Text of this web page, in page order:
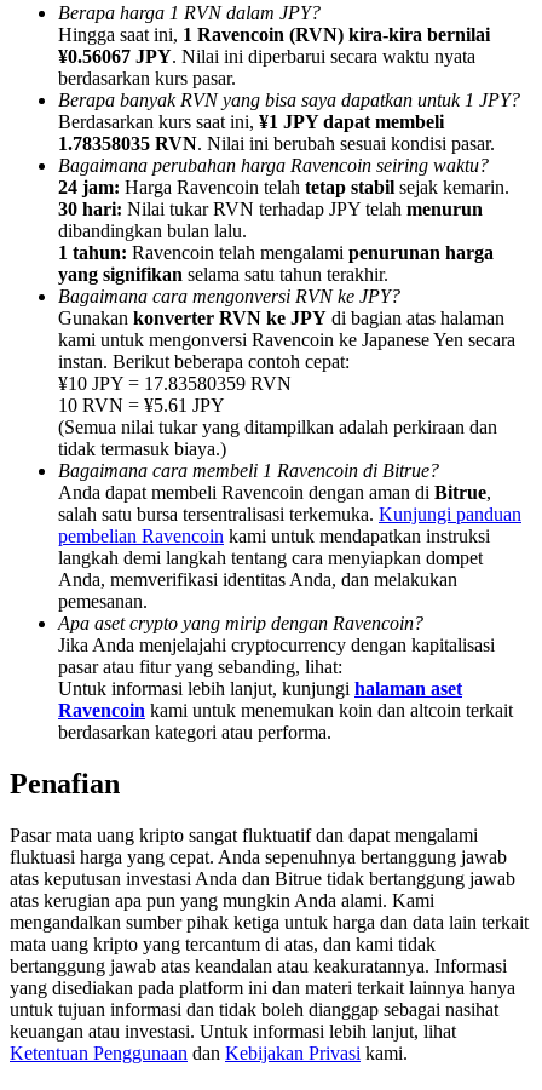
Referensi
Undang teman untuk mendapatkan imbalan tunai
BTC Welcome Rewards
BTC Welcome Rewards
Deposit & Trade BTC to Share 25000 USDT prize pool!
Deposit CASHCAT & Win
Share 500000 CASHCAT prize pool
Exclusive for BitMart Users
Register & Trade to Win 500,000 USDT
Precious Metals Trading Carnival
Trade Gold & Silver · 33,333 USDT Bonus
Berapa harga 1 RVN dalam JPY?
Hingga saat ini, 1 Ravencoin (RVN) kira-kira bernilai
¥0.56067 JPY. Nilai ini diperbarui secara waktu nyata
berdasarkan kurs pasar.
Berapa banyak RVN yang bisa saya dapatkan untuk 1 JPY?
Berdasarkan kurs saat ini, ¥1 JPY dapat membeli
1.78358035 RVN. Nilai ini berubah sesuai kondisi pasar.
Bagaimana perubahan harga Ravencoin seiring waktu?
24 jam: Harga Ravencoin telah tetap stabil sejak kemarin.
30 hari: Nilai tukar RVN terhadap JPY telah menurun
dibandingkan bulan lalu.
1 tahun: Ravencoin telah mengalami penurunan harga
yang signifikan selama satu tahun terakhir.
Bagaimana cara mengonversi RVN ke JPY?
Gunakan konverter RVN ke JPY di bagian atas halaman
kami untuk mengonversi Ravencoin ke Japanese Yen secara
instan. Berikut beberapa contoh cepat:
¥10 JPY = 17.83580359 RVN
10 RVN = ¥5.61 JPY
(Semua nilai tukar yang ditampilkan adalah perkiraan dan
tidak termasuk biaya.)
Bagaimana cara membeli 1 Ravencoin di Bitrue?
Anda dapat membeli Ravencoin dengan aman di Bitrue,
salah satu bursa tersentralisasi terkemuka. Kunjungi panduan
pembelian Ravencoin kami untuk mendapatkan instruksi
langkah demi langkah tentang cara menyiapkan dompet
Anda, memverifikasi identitas Anda, dan melakukan
pemesanan.
Apa aset crypto yang mirip dengan Ravencoin?
Jika Anda menjelajahi cryptocurrency dengan kapitalisasi
pasar atau fitur yang sebanding, lihat:
Untuk informasi lebih lanjut, kunjungi halaman aset
Ravencoin kami untuk menemukan koin dan altcoin terkait
berdasarkan kategori atau performa.
Penafian
Pasar mata uang kripto sangat fluktuatif dan dapat mengalami
fluktuasi harga yang cepat. Anda sepenuhnya bertanggung jawab
atas keputusan investasi Anda dan Bitrue tidak bertanggung jawab
atas kerugian apa pun yang mungkin Anda alami. Kami
mengandalkan sumber pihak ketiga untuk harga dan data lain terkait
mata uang kripto yang tercantum di atas, dan kami tidak
bertanggung jawab atas keandalan atau keakuratannya. Informasi
yang disediakan pada platform ini dan materi terkait lainnya hanya
untuk tujuan informasi dan tidak boleh dianggap sebagai nasihat
keuangan atau investasi. Untuk informasi lebih lanjut, lihat
Ketentuan Penggunaan dan Kebijakan Privasi kami.